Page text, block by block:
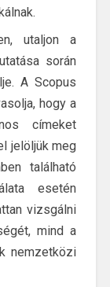
utaljon a
során
A Scopus
hogy a
címeket
jelöljük meg
található
esetén
vizsgálni
mind a
nemzetközi